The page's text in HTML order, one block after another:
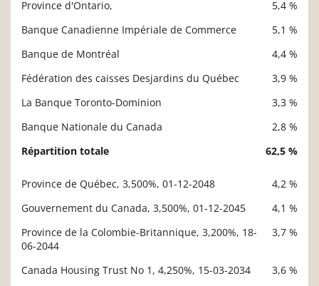
Province d'Ontario,
5,4 %
Banque Canadienne Impériale de Commerce
5,1 %
Banque de Montréal
4,4 %
Fédération des caisses Desjardins du Québec
3,9 %
La Banque Toronto-Dominion
3,3 %
Banque Nationale du Canada
2,8 %
Répartition totale
62,5 %
Province de Québec, 3,500%, 01-12-2048
4,2 %
Gouvernement du Canada, 3,500%, 01-12-2045
4,1 %
Province de la Colombie-Britannique, 3,200%, 18-
06-2044
3,7 %
Canada Housing Trust No 1, 4,250%, 15-03-2034
3,6 %